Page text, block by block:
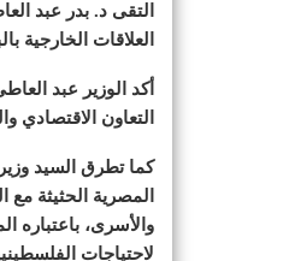
العلاقات الخارجية
أكد الوزير عبد
التعاون الاقتصادي
كما تطرق السيد
المصرية الحثيثة
والأسرى، باعتباره
لاحتياجات